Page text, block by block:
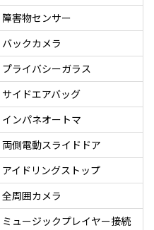
障害物センサー
バックカメラ
プライバシーガラス
サイドエアバッグ
インパネオートマ
両側電動スライドドア
アイドリングストップ
全周囲カメラ
ミュージックプレイヤー接続